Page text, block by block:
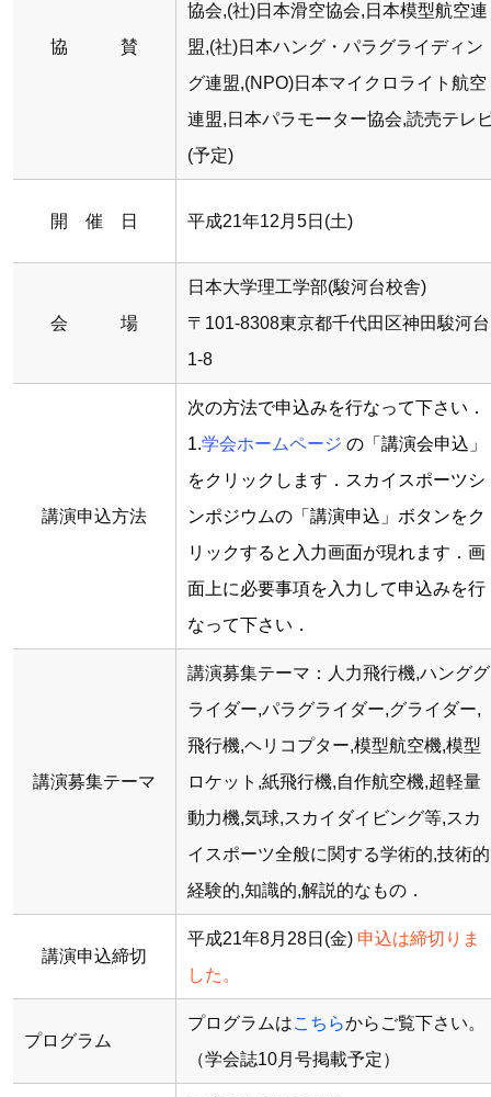
協 賛
協会,(社)日本滑空協会,日本模型航空連
盟,(社)日本ハング・パラグライディン
グ連盟,(NPO)日本マイクロライト航空
連盟,日本パラモーター協会,読売テレ
(予定)
開 催 日 平成21年12月5日(土)
会 場
日本大学理工学部(駿河台校舎)
〒101-8308東京都千代田区神田駿河台
1-8
講演申込方法
次の方法で申込みを行なって下さい．
1.学会ホームページ の「講演会申込」
をクリックします．スカイスポーツシ
ンポジウムの「講演申込」ボタンをク
リックすると入力画面が現れます．画
面上に必要事項を入力して申込みを行
なって下さい．
講演募集テーマ
講演募集テーマ：人力飛行機,ハンググ
ライダー,パラグライダー,グライダー,
飛行機,ヘリコプター,模型航空機,模型
ロケット,紙飛行機,自作航空機,超軽量
動力機,気球,スカイダイビング等,スカ
イスポーツ全般に関する学術的,技術
経験的,知識的,解説的なもの．
講演申込締切
平成21年8月28日(金) 申込は締切りま
した。
プログラム
プログラムはこちらからご覧下さい。
（学会誌10月号掲載予定）